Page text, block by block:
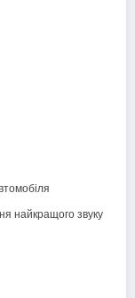
найкращого звуку